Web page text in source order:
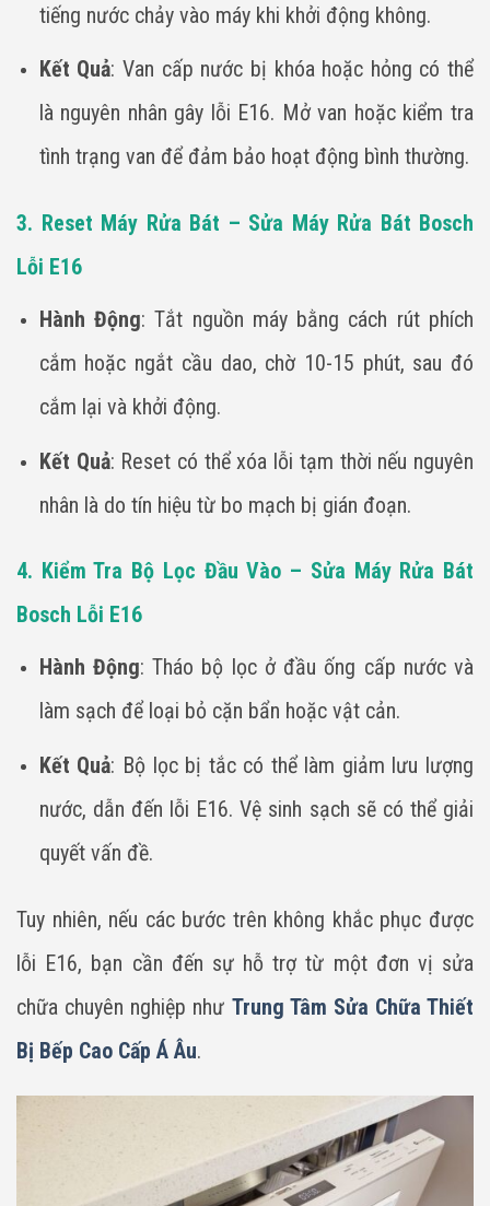
tiếng nước chảy vào máy khi khởi động không.
Kết Quả: Van cấp nước bị khóa hoặc hỏng có thể
là nguyên nhân gây lỗi E16. Mở van hoặc kiểm tra
tình trạng van để đảm bảo hoạt động bình thường.
3. Reset Máy Rửa Bát – Sửa Máy Rửa Bát Bosch
Lỗi E16
Hành Động: Tắt nguồn máy bằng cách rút phích
cắm hoặc ngắt cầu dao, chờ 10-15 phút, sau đó
cắm lại và khởi động.
Kết Quả: Reset có thể xóa lỗi tạm thời nếu nguyên
nhân là do tín hiệu từ bo mạch bị gián đoạn.
4. Kiểm Tra Bộ Lọc Đầu Vào – Sửa Máy Rửa Bát
Bosch Lỗi E16
Hành Động: Tháo bộ lọc ở đầu ống cấp nước và
làm sạch để loại bỏ cặn bẩn hoặc vật cản.
Kết Quả: Bộ lọc bị tắc có thể làm giảm lưu lượng
nước, dẫn đến lỗi E16. Vệ sinh sạch sẽ có thể giải
quyết vấn đề.
Tuy nhiên, nếu các bước trên không khắc phục được
lỗi E16, bạn cần đến sự hỗ trợ từ một đơn vị sửa
chữa chuyên nghiệp như Trung Tâm Sửa Chữa Thiết
Bị Bếp Cao Cấp Á Âu.